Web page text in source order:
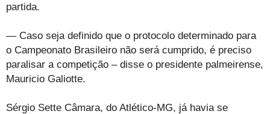
partida.
— Caso seja definido que o protocolo determinado para
o Campeonato Brasileiro não será cumprido, é preciso
paralisar a competição – disse o presidente palmeirense,
Mauricio Galiotte.
Sérgio Sette Câmara, do Atlético-MG, já havia se